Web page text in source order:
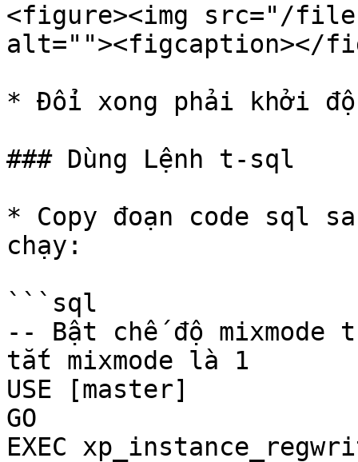
<figure><img src="/files/
alt=""><figcaption></
* Đổi xong phải khởi
### Dùng Lệnh t-sql
* Copy đoạn code sql
chạy:
```sql
-- Bật chế độ
tắt mixmode là 1
USE [master]
GO
EXEC